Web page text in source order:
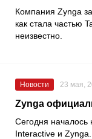
Компания Zynga
как стала частью
неизвестно.
Новости 23 мая,
Zynga
Сегодня началось
Interactive и